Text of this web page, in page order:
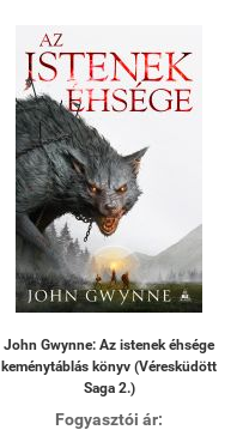
John Gwynne: Az istenek éhsége
keménytáblás könyv (Véresküdött
Saga 2.)
Fogyasztói ár: